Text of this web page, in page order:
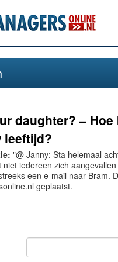
daughter? – Hoe
leeftijd?
"@ Janny: Sta helemaal
niet iedereen zich
een e-mail naar Bram.
geplaatst.